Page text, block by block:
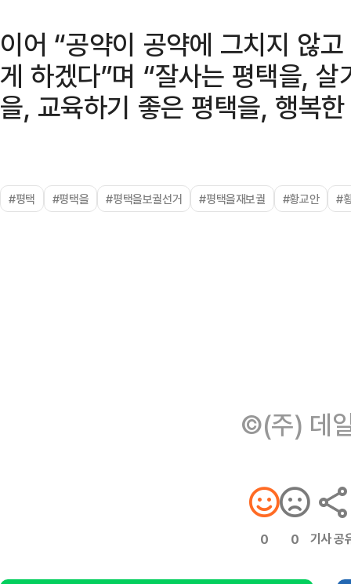
이어 “공약이 공약에 그치지 않
게 하겠다”며 “잘사는 평택을,
을, 교육하기 좋은 평택을, 행복
#평택 #평택을 #평택을보궐선거 #평택을재보궐 #황교안 #
©(주) 데
0 0 기사 공